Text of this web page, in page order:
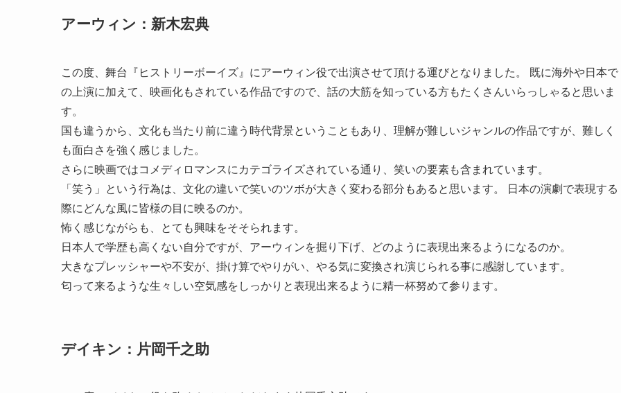
アーウィン：新木宏典
この度、舞台『ヒストリーボーイズ』にアーウィン役で出演させて頂ける運びとなりました。 既に海外や日本で
の上演に加えて、映画化もされている作品ですので、話の大筋を知っている方もたくさんいらっしゃると思いま
す。
国も違うから、文化も当たり前に違う時代背景ということもあり、理解が難しいジャンルの作品ですが、難しく
も面白さを強く感じました。
さらに映画ではコメディロマンスにカテゴライズされている通り、笑いの要素も含まれています。
「笑う」という行為は、文化の違いで笑いのツボが大きく変わる部分もあると思います。 日本の演劇で表現する
際にどんな風に皆様の目に映るのか。
怖く感じながらも、とても興味をそそられます。
日本人で学歴も高くない自分ですが、アーウィンを掘り下げ、どのように表現出来るようになるのか。
大きなプレッシャーや不安が、掛け算でやりがい、やる気に変換され演じられる事に感謝しています。
匂って来るような生々しい空気感をしっかりと表現出来るように精一杯努めて参ります。
デイキン：片岡千之助